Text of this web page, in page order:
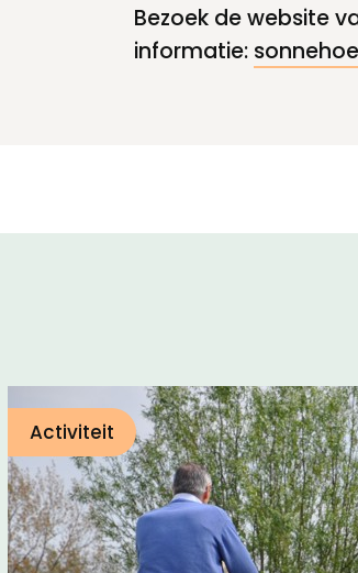
Bezoek de website
informatie:
Activiteit